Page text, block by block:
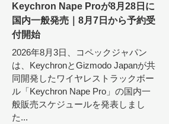
Keychron Nape Proが8月28日に
国内一般発売｜8月7日から予約受
付開始
2026年8月3日、コペックジャパン
は、KeychronとGizmodo Japanが共
同開発したワイヤレストラックボー
ル「Keychron Nape Pro」の国内一
般販売スケジュールを発表しまし
た...